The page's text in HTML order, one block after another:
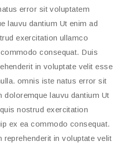
error sit voluptatem
lauvu dantium Ut enim ad
exercitation ullamco
consequat. Duis
in voluptate velit esse
omnis iste natus error sit
doloremque lauvu dantium Ut
nostrud exercitation
ex ea commodo consequat.
reprehenderit in voluptate velit